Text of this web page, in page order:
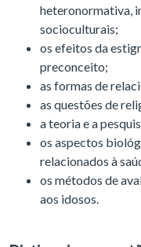
heteronormativa,
socioculturais;
os efeitos da
preconceito;
as formas de
as questões de
a teoria e a
os aspectos
relacionados à
os métodos de
aos idosos.